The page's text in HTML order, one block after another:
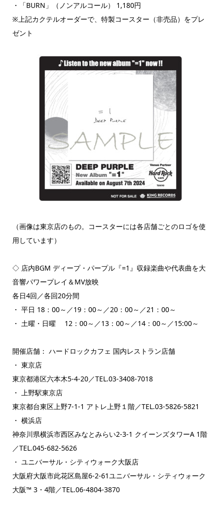
・「BURN」（ノンアルコール） 1,180円
※上記カクテルオーダーで、特製コースター（非売品）をプレ
ゼント
（画像は東京店のもの。コースターには各店舗ごとのロゴを使
用しています）
◇ 店内BGM ディープ・パープル『=1』収録楽曲や代表曲を大
音響パワープレイ＆MV放映
各日4回／各回20分間
・ 平日 18：00～／19：00～／20：00～／21：00～
・ 土曜・日曜 12：00～／13：00～／14：00～／15:00～
開催店舗： ハードロックカフェ 国内レストラン店舗
・ 東京店
東京都港区六本木5-4-20／TEL.03-3408-7018
・ 上野駅東京店
東京都台東区上野7‐1-1 アトレ上野１階／TEL.03-5826-5821
・ 横浜店
神奈川県横浜市⻄区みなとみらい2-3-1 クイーンズタワーA 1階
／TEL.045-682-5626
・ ユニバーサル・シティウォーク大阪店
大阪府大阪市此花区島屋6-2-61ユニバーサル・シティウォーク
大阪™ 3・4階／TEL.06-4804-3870